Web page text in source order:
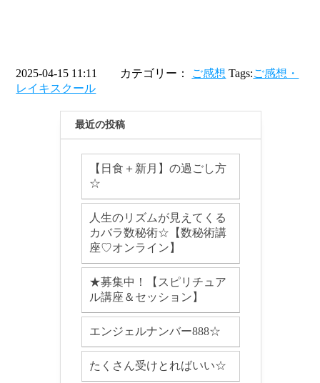
2025-04-15 11:11 カテゴリー： ご感想 Tags:ご感想・
レイキスクール
最近の投稿
【日食＋新月】の過ごし方
☆
人生のリズムが見えてくる
カバラ数秘術☆【数秘術講
座♡オンライン】
★募集中！【スピリチュア
ル講座＆セッション】
エンジェルナンバー888☆
たくさん受けとればいい☆